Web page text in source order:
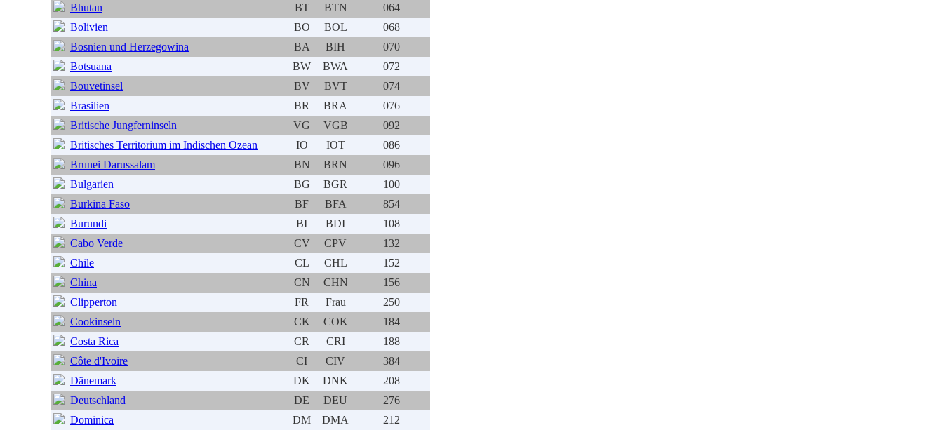
Bhutan
BT BTN
064
Bolivien
BO BOL
068
Bosnien und Herzegowina
BA BIH
070
Botsuana
BW BWA
072
Bouvetinsel
BV BVT
074
Brasilien
BR BRA
076
Britische Jungferninseln
VG VGB
092
Britisches Territorium im Indischen Ozean
IO IOT
086
Brunei Darussalam
BN BRN
096
Bulgarien
BG BGR
100
Burkina Faso
BF BFA
854
Burundi
BI BDI
108
Cabo Verde
CV CPV
132
Chile
CL CHL
152
China
CN CHN
156
Clipperton
FR Frau
250
Cookinseln
CK COK
184
Costa Rica
CR CRI
188
Côte d'Ivoire
CI CIV
384
Dänemark
DK DNK
208
Deutschland
DE DEU
276
Dominica
DM DMA
212